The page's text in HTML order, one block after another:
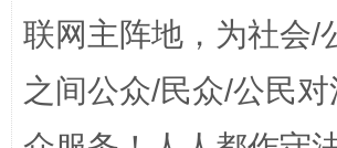
联网主阵地，为社会/
之间公众/民众/公民